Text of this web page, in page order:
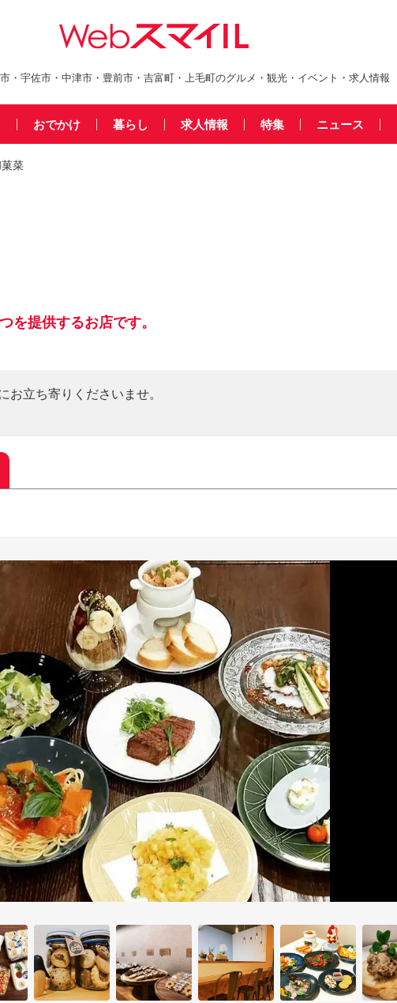
・宇佐市・中津市・豊前市・吉富町・上毛町のグルメ・観光・イベント・求人情報
おでかけ 暮らし 求人情報 特集 ニュース
菜
を提供するお店です。
立ち寄りくださいませ。